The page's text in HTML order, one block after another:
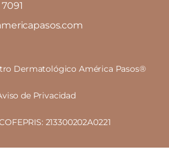
Dermatológico América Pasos®
de Privacidad
213300202A0221